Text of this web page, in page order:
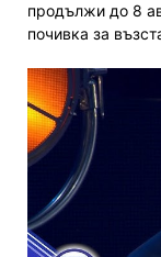
продължи до 8
почивка за